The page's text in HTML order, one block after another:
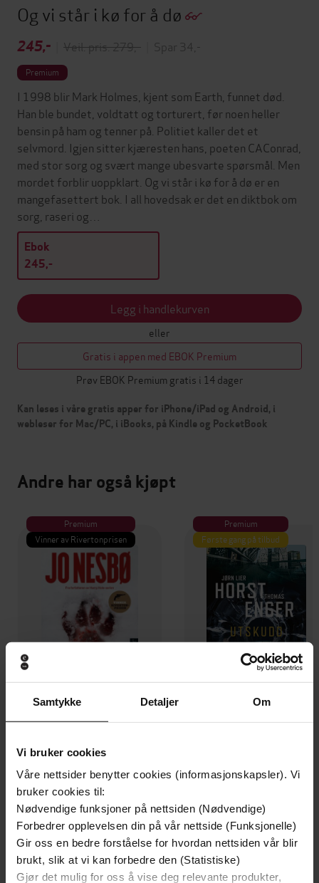
Samtykke Detaljer Om
Vi bruker cookies
Våre nettsider benytter cookies (informasjonskapsler). Vi
bruker cookies til:
Nødvendige funksjoner på nettsiden (Nødvendige)
Forbedrer opplevelsen din på vår nettside (Funksjonelle)
Gir oss en bedre forståelse for hvordan nettsiden vår blir
brukt, slik at vi kan forbedre den (Statistiske)
Gjør det mulig for oss å vise deg relevante produkter,
Og vi står i kø for å dø
245,- Veil. pris: 279,- Spar 34,-
Premium
I 1998 blir Mark Holmes, kjent som Earth, funnet død.
Han ble bundet, voldtatt og torturert, før noen heller
bensin på ham og tenner på. Politiet kaller det et
selvmord. Igjen sitter kjæresten hans, poeten CAConrad,
med stor sorg og svært mange ubesvarte spørsmål. Men
mordet forblir uoppklart. Og vi står i kø for å dø er en
mangefasettert bok. I all hovedsak er det en diktbok om
sorg, raseri og…
Ebok
245,-
Legg i handlekurven
eller
Gratis i appen med EBOK Premium
Prøv EBOK Premium gratis i 14 dager
Kan leses i våre gratis apper for iPhone/iPad og Android, i
webleser for Mac/PC, i iBooks, på Kindle og PocketBook
Andre har også kjøpt
Premium
Vinner av Rivertonprisen
Minnesota
Jo Nesbø
EBOK
Premium
Første gang på tilbud
Jørn Lier Horst
Forfattere CAConrad(forfatter),Martin Ingebrigtsen